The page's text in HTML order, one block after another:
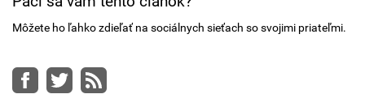
Môžete ho ľahko zdieľať na sociálnych sieťach so svojimi priateľmi.
Facebook
Twitter
RSS